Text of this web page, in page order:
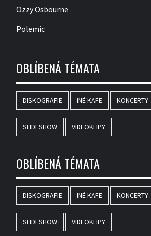
Ozzy Osbourne
Polemic
OBLÍBENÁ TÉMATA
DISKOGRAFIE INÉ KAFE KONCERTY
SLIDESHOW VIDEOKLIPY
OBLÍBENÁ TÉMATA
DISKOGRAFIE INÉ KAFE KONCERTY
SLIDESHOW VIDEOKLIPY